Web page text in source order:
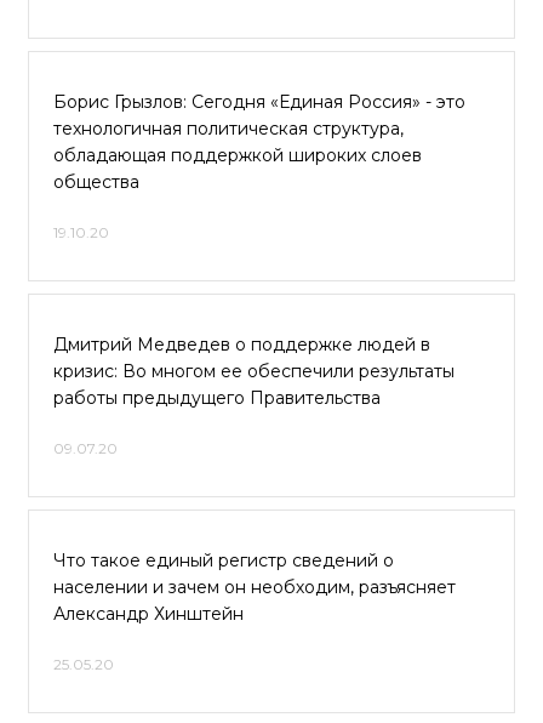
Борис Грызлов: Сегодня «Единая Россия» - это
технологичная политическая структура,
обладающая поддержкой широких слоев
общества
19.10.20
Дмитрий Медведев о поддержке людей в
кризис: Во многом ее обеспечили результаты
работы предыдущего Правительства
09.07.20
Что такое единый регистр сведений о
населении и зачем он необходим, разъясняет
Александр Хинштейн
25.05.20